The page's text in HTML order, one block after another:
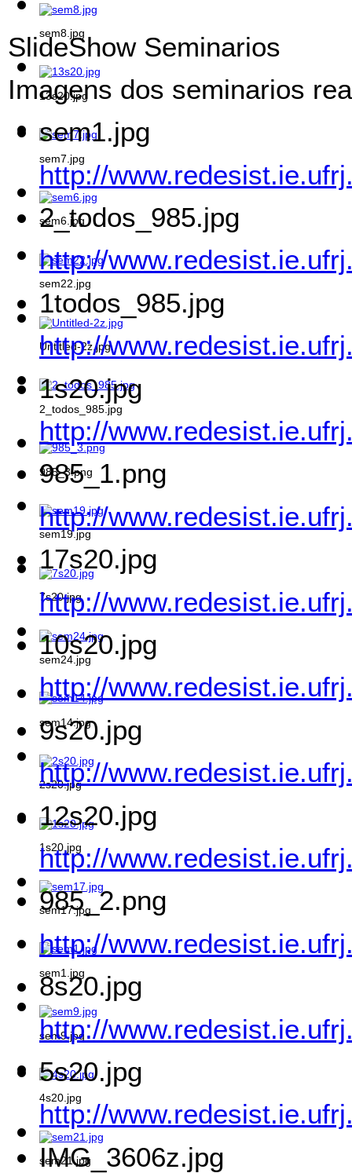
sem8.jpg
13s20.jpg
sem7.jpg
sem6.jpg
sem22.jpg
Untitled-2z.jpg
2_todos_985.jpg
985_3.png
sem19.jpg
7s20.jpg
sem24.jpg
sem14.jpg
2s20.jpg
1s20.jpg
sem17.jpg
sem1.jpg
sem9.jpg
4s20.jpg
sem21.jpg
SlideShow Seminarios
Imagens dos seminarios
sem1.jpg
http://
2_todos_985.jpg
http://
1todos_985.jpg
http://
1s20.jpg
http://
985_1.png
http://
17s20.jpg
http://
10s20.jpg
http://
9s20.jpg
http://
12s20.jpg
http://
985_2.png
http://
8s20.jpg
http://
5s20.jpg
http://
IMG_3606z.jpg